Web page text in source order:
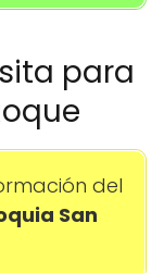
para
del
San